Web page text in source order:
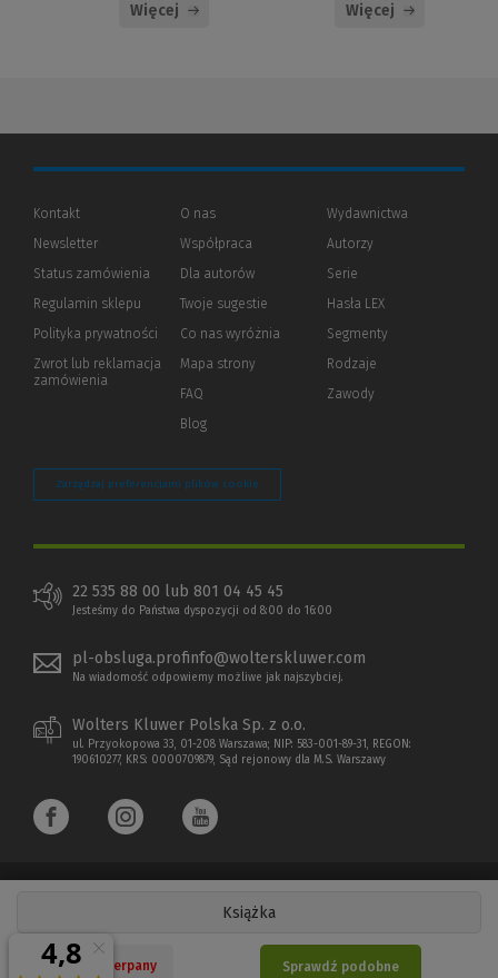
Książka
Nakład wyczerpany Sprawdź podobne
Więcej Więcej
Kontakt
Newsletter
Status zamówienia
Regulamin sklepu
Polityka prywatności (Nowe
(Link
innej
Zwrot lub reklamacja
zamówienia
O nas
Współpraca
Dla autorów(Nowe
(Link
innej
strony)
Twoje sugestie
Co nas wyróżnia
Mapa strony
FAQ
Blog
Wydawnictwa
Autorzy
Serie
Hasła LEX
Segmenty
Rodzaje
Zawody
Zarządzaj preferencjami plików cookie
22 535 88 00 lub 801 04 45 45
Jesteśmy do Państwa dyspozycji od 8:00 do 16:00
pl-obsluga.profinfo@wolterskluwer.com
Na wiadomość odpowiemy możliwe jak najszybciej.
Wolters Kluwer Polska Sp. z o.o.
ul. Przyokopowa 33, 01-208 Warszawa; NIP: 583-001-89-31, REGON:
190610277, KRS: 0000709879, Sąd rejonowy dla M.S. Warszawy
Copyright 1997 - 2026 Wolters Kluwer Polska Sp. z o.o.